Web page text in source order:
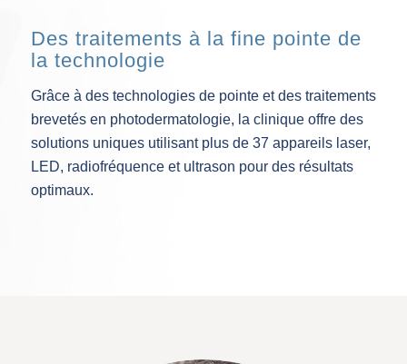
Des traitements à la fine pointe de
la technologie
Grâce à des technologies de pointe et des traitements
brevetés en photodermatologie, la clinique offre des
solutions uniques utilisant plus de 37 appareils laser,
LED, radiofréquence et ultrason pour des résultats
optimaux.